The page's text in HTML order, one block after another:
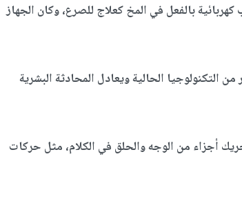
بالفعل في المخ كعلاج للصرع، وكان الجهاز
التكنولوجيا الحالية ويعادل المحادثة البشرية
أجزاء من الوجه والحلق في الكلام، مثل حركات